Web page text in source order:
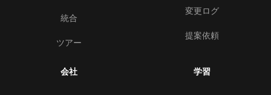
統合
ツアー
変更ログ
提案依頼
会社 学習